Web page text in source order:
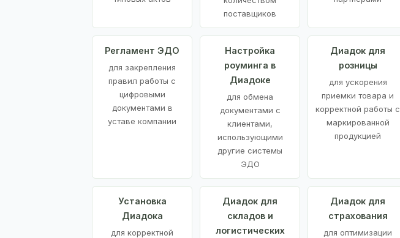
поставщиков
Регламент ЭДО
для закрепления
правил работы с
цифровыми
документами в
уставе компании
Настройка
роуминга в
Диадоке
для обмена
документами с
клиентами,
использующими
другие системы
ЭДО
Диадок для
розницы
для ускорения
приемки товара и
корректной работы с
маркированной
продукцией
Установка
Диадока
для корректной
Диадок для
складов и
логистических
Диадок для
страхования
для оптимизации